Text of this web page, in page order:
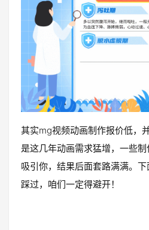
其实mg视频动画制作报价低，
是这几年动画需求猛增，一些
吸引你，结果后面套路满满。
踩过，咱们一定得避开！